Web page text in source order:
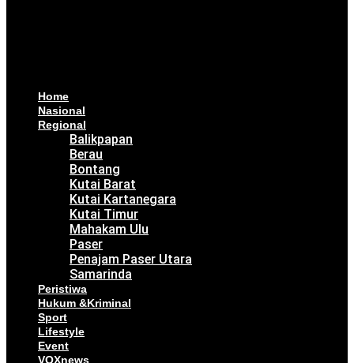
Home
Nasional
Regional
Balikpapan
Berau
Bontang
Kutai Barat
Kutai Kartanegara
Kutai Timur
Mahakam Ulu
Paser
Penajam Paser Utara
Samarinda
Peristiwa
Hukum &Kriminal
Sport
Lifestyle
Event
VOXnews